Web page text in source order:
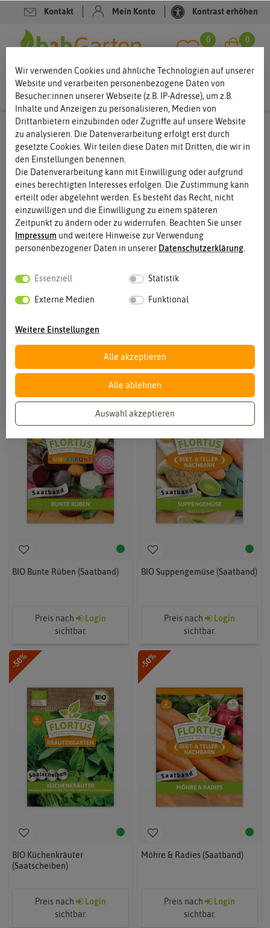
Kontakt Mein Konto Kontrast erhöhen
0 0
SaatgutSaatbänder & Saatplatten
Saatbänder und Saatplatten – mancher mag es etwas
einfacher
Säen ist manchmal gar nicht so einfach. Schließlich muss man
vieles beachten. Kunden mögen es deshalb oft einfach.
Saatbänder und Saatplatten bringen viele Vorteile mit sich, die
Kunden zu schätzen wissen. Sie sollten deshalb auch Saatbänder
und Saatplatten in Ihr Portfolio aufnehmen. Gerade
Gartenanfänger:innen wissen die Vorteile zu schätzen und
-50%
BIO Bunte Rüben (Saatband)
Preis nach
Login
sichtbar.
-50%
BIO Suppengemüse (Saatband)
Preis nach
Login
sichtbar.
-50%
BIO Küchenkräuter
(Saatscheiben)
Preis nach
Login
sichtbar.
-50%
Möhre & Radies (Saatband)
Preis nach
Login
sichtbar.
Filter
Wir verwenden Cookies und ähnliche Technologien auf unserer
Website und verarbeiten personenbezogene Daten von
Besucher:innen unserer Webseite (z.B. IP-Adresse), um z.B.
Inhalte und Anzeigen zu personalisieren, Medien von
Drittanbietern einzubinden oder Zugriffe auf unsere Website
zu analysieren. Die Datenverarbeitung erfolgt erst durch
gesetzte Cookies. Wir teilen diese Daten mit Dritten, die wir in
den Einstellungen benennen.
Die Datenverarbeitung kann mit Einwilligung oder aufgrund
eines berechtigten Interesses erfolgen. Die Zustimmung kann
erteilt oder abgelehnt werden. Es besteht das Recht, nicht
einzuwilligen und die Einwilligung zu einem späteren
Zeitpunkt zu ändern oder zu widerrufen. Beachten Sie unser
Impressum und weitere Hinweise zur Verwendung
personenbezogener Daten in unserer Daten­schutz­erklärung.
Essenziell Statistik
Externe Medien Funktional
Weitere Einstellungen
Alle akzeptieren
Alle ablehnen
Auswahl akzeptieren